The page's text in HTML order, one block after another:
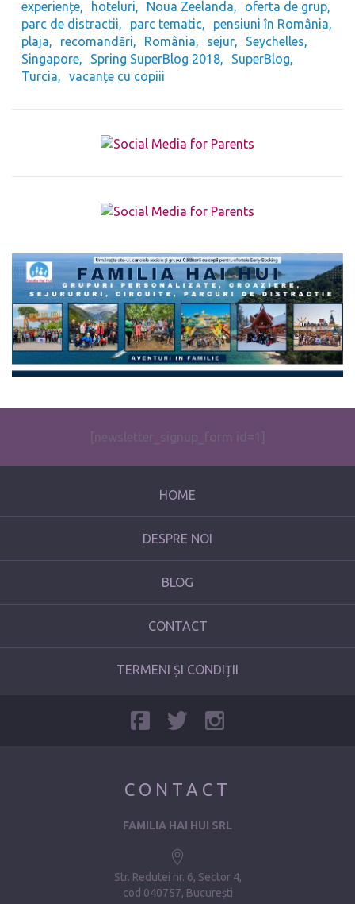
experiențe
hoteluri Noua Zeelanda
oferta de grup
parc de distractii
parc tematic
pensiuni în România
plaja
recomandări România sejur
Seychelles
Singapore
Spring SuperBlog 2018
SuperBlog
Turcia
vacanțe cu copiii
The form you have selected does not exist.
[newsletter_signup_form id=1]
HOME
DESPRE NOI
BLOG
CONTACT
TERMENI ȘI CONDIȚII
CONTACT
FAMILIA HAI HUI SRL
Str. Redutei nr. 6, Sector 4
cod 040757, București